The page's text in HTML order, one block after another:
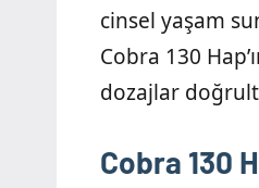
cinsel yaşam
Cobra 130
dozajlar
Cobra 130